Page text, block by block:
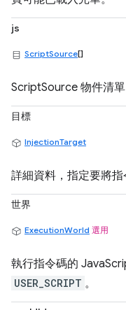
js
ScriptSource[]
ScriptSource 物件清
目標
InjectionTarget
詳細資料，指定要將指
世界
ExecutionWorld 選用
執行指令碼的
USER_SCRIPT 。